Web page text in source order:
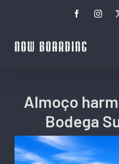
conteúdo
Facebook
Almoço
Bodega